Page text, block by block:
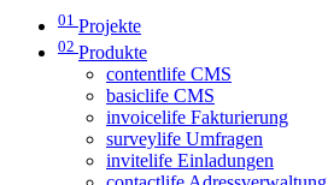
01 Projekte
02 Produkte
contentlife CMS
basiclife CMS
invoicelife Fakturierung
surveylife Umfragen
invitelife Einladungen